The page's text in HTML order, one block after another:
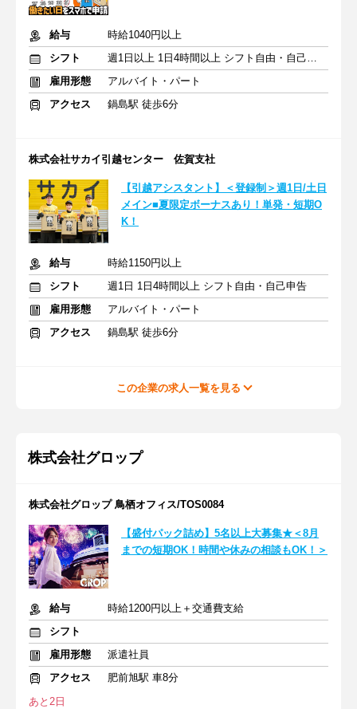
給与
時給1040円以上
シフト
週1日以上 1日4時間以上 シフト自由・自己申告
雇用形態
アルバイト・パート
アクセス
鍋島駅 徒歩6分
株式会社サカイ引越センター 佐賀支社
【引越アシスタント】＜登録制＞週1日/土日
メイン■夏限定ボーナスあり！単発・短期O
K！
給与
時給1150円以上
シフト
週1日 1日4時間以上 シフト自由・自己申告
雇用形態
アルバイト・パート
アクセス
鍋島駅 徒歩6分
この企業の求人一覧を見る
株式会社グロップ
株式会社グロップ 鳥栖オフィス/TOS0084
【盛付パック詰め】5名以上大募集★＜8月
までの短期OK！時間や休みの相談もOK！＞
給与
時給1200円以上＋交通費支給
シフト
雇用形態
派遣社員
アクセス
肥前旭駅 車8分
あと2日